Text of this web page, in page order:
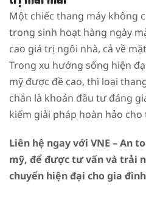
Một chiếc thang máy không
trong sinh hoạt hàng ngày
cao giá trị ngôi nhà, cả về
Trong xu hướng sống hiện
mỹ được đề cao, thì loại
chắn là khoản đầu tư đáng
kiếm giải pháp hoàn hảo cho
Liên hệ ngay với VNE – An
mỹ, để được tư vấn và trải
chuyển hiện đại cho gia